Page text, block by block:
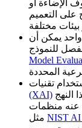
الإضاءة أو
على التعميم
يمكن أن
للنموذج
Model
(XAI) النهج
عنه منظمات
NIST AI